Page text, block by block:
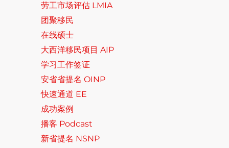
劳工市场评估 LMIA
团聚移民
在线硕士
大西洋移民项目 AIP
学习工作签证
安省省提名 OINP
快速通道 EE
成功案例
播客 Podcast
新省提名 NSNP